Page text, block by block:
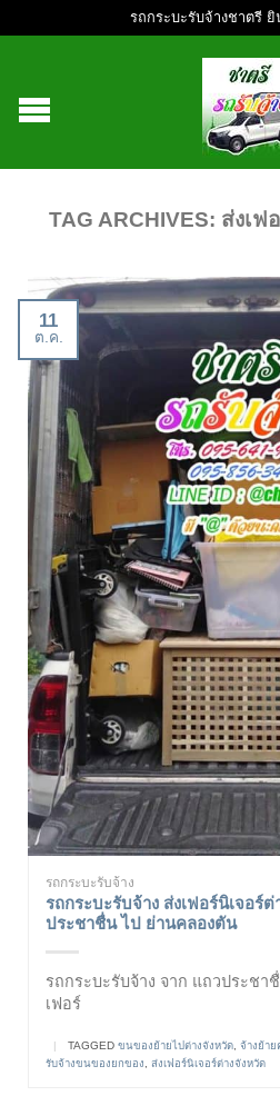
รถกระบะรับจ้างชาตรี
TAG ARCHIVES: ส่งเฟ
11
ต.ค.
รถกระบะรับจ้าง
รถกระบะรับจ้าง ส่งเฟอร์นิเจอร์
ประชาชื่น ไป ย่านคลองตัน
รถกระบะรับจ้าง จาก แถวประชา
เฟอร์
| TAGGED ขนของย้ายไปต่างจังหวัด จ้างย้าย
รับจ้างขนของยกของ
ส่งเฟอร์นิเจอร์ต่างจังหวัด